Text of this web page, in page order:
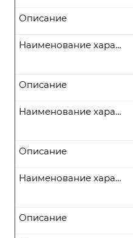
Описание
Наименование характеристики
Описание
Наименование характеристики
Описание
Наименование характеристики
Описание